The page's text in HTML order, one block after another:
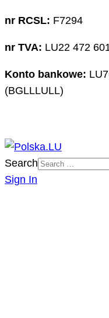
nr RCSL: F7294
nr TVA: LU22 472
Konto bankowe:
(BGLLLULL)
Search
Sign In